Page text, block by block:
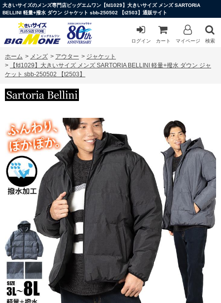
大きいサイズのメンズ専門店ビッグエムワン【fd1029】大きいサイズ メンズ SARTORIA
BELLINI 軽量+撥水 ダウン ジャケット sbb-250502 【t2503】通販サイト
ログイン カート マイページ 検索
ホーム > メンズ > アウター > ジャケット
>
【fd1029】大きいサイズ メンズ SARTORIA BELLINI 軽量+撥水 ダウン ジャ
ケット sbb-250502 【t2503】